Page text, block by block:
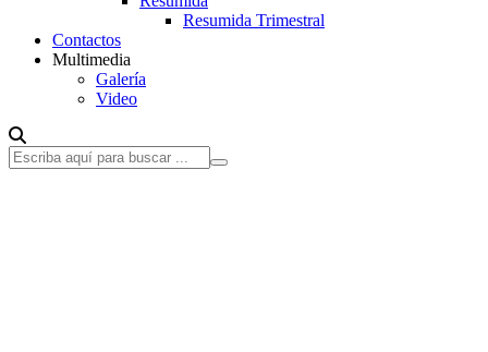
Resumida Trimestral
Contactos
Multimedia
Galería
Video